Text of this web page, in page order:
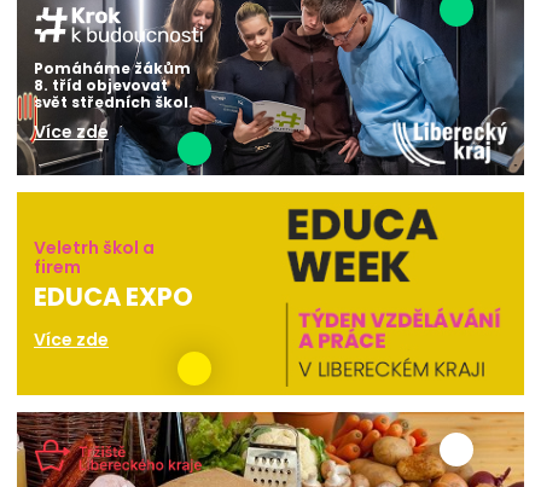
Pomáháme žákům
8. tříd objevovat
svět středních škol.
Více zde
Veletrh škol a
firem
EDUCA EXPO
Více zde